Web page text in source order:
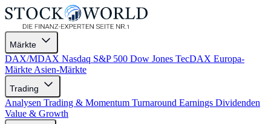
Märkte
DAX/MDAX Nasdaq S&P 500 Dow Jones TecDAX Europa-
Märkte Asien-Märkte
Trading
Analysen Trading & Momentum Turnaround Earnings Dividenden
Value & Growth